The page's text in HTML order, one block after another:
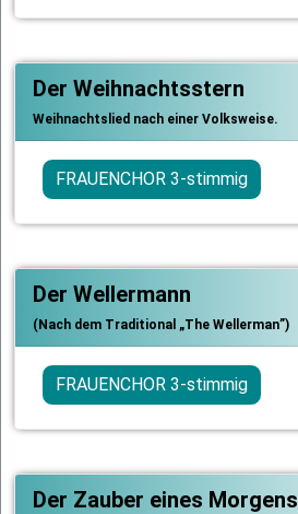
Der Weihnachtsstern
Weihnachtslied nach einer Volksweise.
FRAUENCHOR 3-stimmig
Der Wellermann
(Nach dem Traditional „The Wellerman”)
FRAUENCHOR 3-stimmig
Der Zauber eines Morgens